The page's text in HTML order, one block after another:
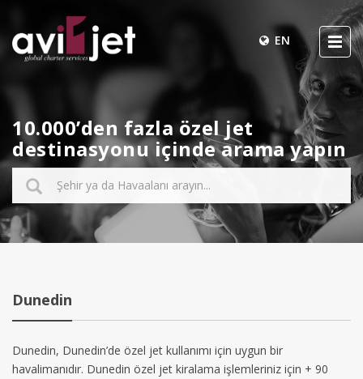
EN
10.000’den fazla özel jet
destinasyonu içinde arama yapın
Dunedin
Dunedin, Dunedin’de özel jet kullanımı için uygun bir
havalimanıdır. Dunedin özel jet kiralama işlemleriniz için + 90